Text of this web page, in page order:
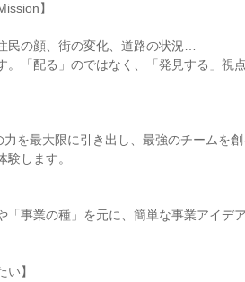
】
民の顔、街の変化、道路の状況…
「配る」のではなく、「発見する」視
を最大限に引き出し、最強のチームを創
します。
事業の種」を元に、簡単な事業アイデ
】